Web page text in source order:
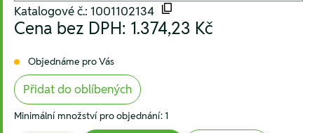
Katalogové č.: 1001102134
Cena bez DPH: 1.374,23 Kč
Objednáme pro Vás
Přidat do oblíbených
Minimální množství pro objednání: 1